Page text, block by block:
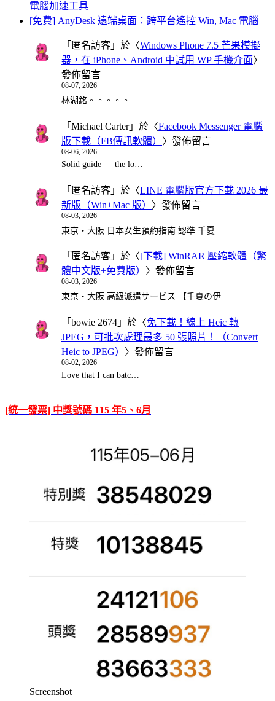
電腦加速工具
[免費] AnyDesk 遠端桌面：跨平台遙控 Win, Mac 電腦
「 匿名訪客 」於〈Windows Phone 7.5 芒果模擬
器，在 iPhone、Android 中試用 WP 手機介面〉
發佈留言
08-07, 2026
林湖銘。。。。。
「 Michael Carter」於〈Facebook Messenger 電腦
版下載（FB傳訊軟體） 〉發佈留言
08-06, 2026
Solid guide — the lo…
「 匿名訪客 」於〈LINE 電腦版官方下載 2026 最
新版（Win+Mac 版） 〉發佈留言
08-03, 2026
東京・大阪 日本女生預約指南 認準 千夏…
「 匿名訪客 」於〈[下載] WinRAR 壓縮軟體（繁
體中文版+免費版） 〉發佈留言
08-03, 2026
東京・大阪 高級派遣サービス 【千夏の伊…
「 bowie 2674 」於〈免下載！線上 Heic 轉
JPEG，可批次處理最多 50 張照片！（Convert
Heic to JPEG） 〉發佈留言
08-02, 2026
Love that I can batc…
[統一發票] 中獎號碼 115 年5、6月
Screenshot